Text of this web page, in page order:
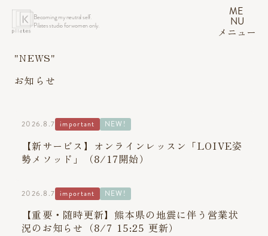
Becoming my neutral self.
Pilates studio for women only.
ME
NU
メニュー
"NEWS"
お知らせ
2026.8.7 important NEW!
【新サービス】オンラインレッスン「LOIVE姿
勢メソッド」（8/17開始）
2026.8.7 important NEW!
【重要・随時更新】熊本県の地震に伴う営業状
況のお知らせ（8/7 15:25 更新）